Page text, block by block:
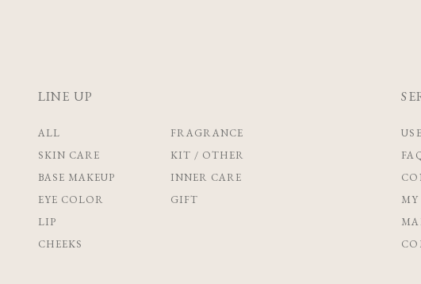
LINE UP
ALL
SKIN CARE
BASE MAKEUP
EYE COLOR
LIP
CHEEKS
FRAGRANCE
KIT / OTHER
INNER CARE
GIFT
MY